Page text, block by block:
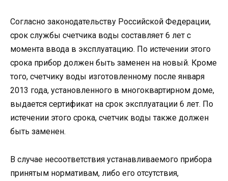
Согласно законодательству Российской Федерации,
срок службы счетчика воды составляет 6 лет с
момента ввода в эксплуатацию. По истечении этого
срока прибор должен быть заменен на новый. Кроме
того, счетчику воды изготовленному после января
2013 года, установленного в многоквартирном доме,
выдается сертификат на срок эксплуатации 6 лет. По
истечении этого срока, счетчик воды также должен
быть заменен.
В случае несоответствия устанавливаемого прибора
принятым нормативам, либо его отсутствия,